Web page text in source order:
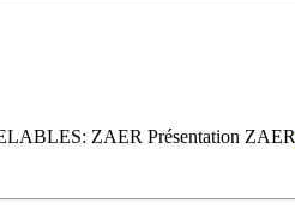
ZAER Présentation ZAER